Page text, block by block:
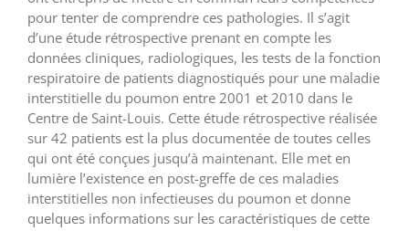
pour tenter de comprendre ces pathologies. Il s’agit
d’une étude rétrospective prenant en compte les
données cliniques, radiologiques, les tests de la fonction
respiratoire de patients diagnostiqués pour une maladie
interstitielle du poumon entre 2001 et 2010 dans le
Centre de Saint-Louis. Cette étude rétrospective réalisée
sur 42 patients est la plus documentée de toutes celles
qui ont été conçues jusqu’à maintenant. Elle met en
lumière l’existence en post-greffe de ces maladies
interstitielles non infectieuses du poumon et donne
quelques informations sur les caractéristiques de cette